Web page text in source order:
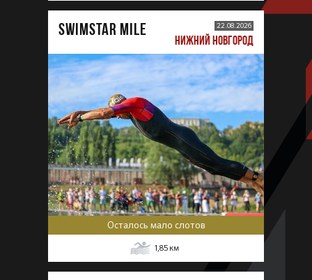
SWIMSTAR MILE 22.08.2026
НИЖНИЙ НОВГОРОД
Осталось мало слотов
1,85 км